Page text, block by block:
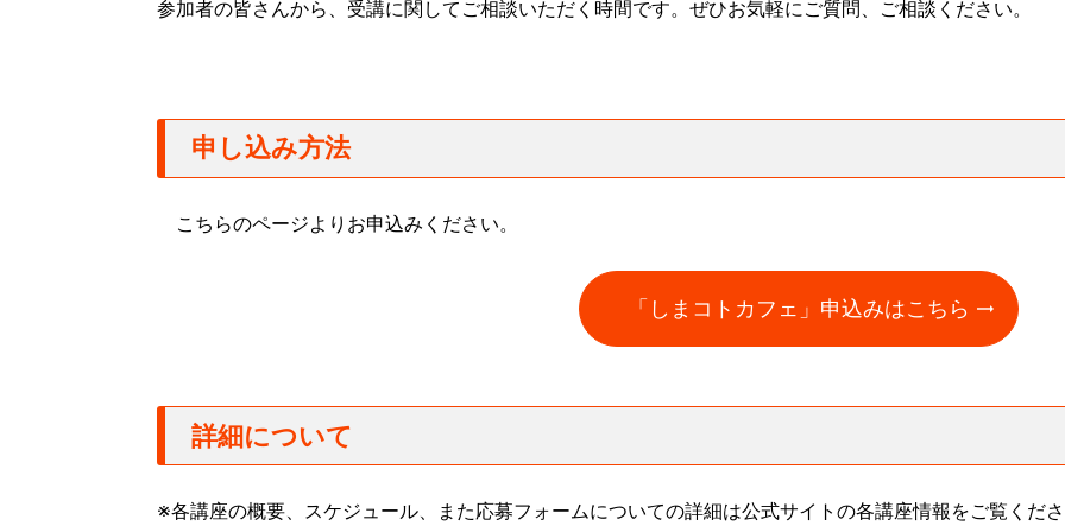
参加者の皆さんから、受講に関してご相談いただく時間です。ぜひお気軽にご質問、ご相談ください。
申し込み方法
こちらのページよりお申込みください。
「しまコトカフェ」申込みはこちら
詳細について
※各講座の概要、スケジュール、また応募フォームについての詳細は公式サイトの各講座情報をご覧くだ